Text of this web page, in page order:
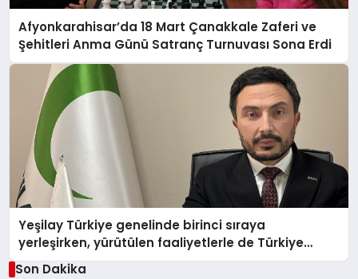
Afyonkarahisar’da 18 Mart Çanakkale Zaferi ve
Şehitleri Anma Günü Satranç Turnuvası Sona Erdi
Yeşilay Türkiye genelinde birinci sıraya
yerleşirken, yürütülen faaliyetlerle de Türkiye
üçüncüsü oldu.
Son Dakika